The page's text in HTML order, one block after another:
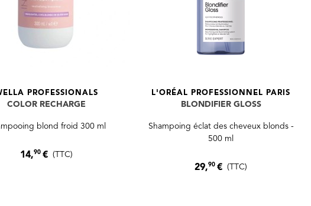
PROFESSIONALS
COLOR RECHARGE
blond froid 300 ml
14,90€ (TTC)
L'ORÉAL PROFESSIONNEL PARIS
BLONDIFIER GLOSS
Shampoing éclat des cheveux blonds -
500 ml
29,90€ (TTC)